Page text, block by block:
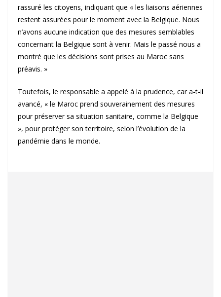
rassuré les citoyens, indiquant que « les liaisons aériennes
restent assurées pour le moment avec la Belgique. Nous
n’avons aucune indication que des mesures semblables
concernant la Belgique sont à venir. Mais le passé nous a
montré que les décisions sont prises au Maroc sans
préavis. »
Toutefois, le responsable a appelé à la prudence, car a-t-il
avancé, « le Maroc prend souverainement des mesures
pour préserver sa situation sanitaire, comme la Belgique
», pour protéger son territoire, selon l’évolution de la
pandémie dans le monde.